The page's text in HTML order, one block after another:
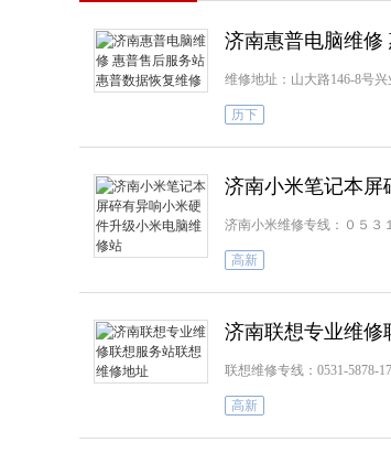
济南惠普电脑维修
维修地址：山大路146-8号兴
历下
济南小米笔记本屏
济南小米维修专线：０５３
高新
济南联想专业维修
联想维修专线：0531-5878-
高新